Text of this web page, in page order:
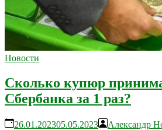
Новости
Сколько купюр
Сбербанка за 1 раз?
26.01.202305.05.2023
Александр